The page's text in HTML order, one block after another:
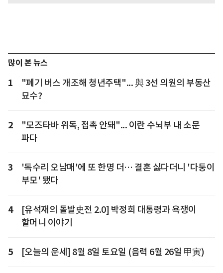
많이 본 뉴스
1
"폐기 버스 개조해 청년주택"... 與 3선 의원의 부동산
묘수?
2
"모즈타바 위독, 접촉 안돼"... 이란 수뇌부 내 소문
파다
3
'독수리 오남매'에 또 한명 더… 결혼 싫다더니 '다둥이
부모' 됐다
4
[유석재의 돌발史전 2.0] 박정희 대통령과 욕쟁이
할머니 이야기
5 [오늘의 운세] 8월 8일 토요일 (음력 6월 26일 甲寅)